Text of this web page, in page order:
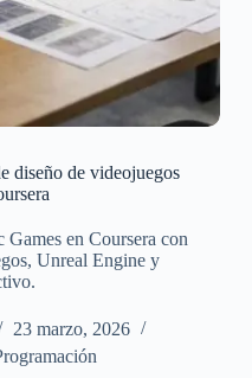
diseño de videojuegos
en Coursera con
Unreal Engine y
23 marzo, 2026